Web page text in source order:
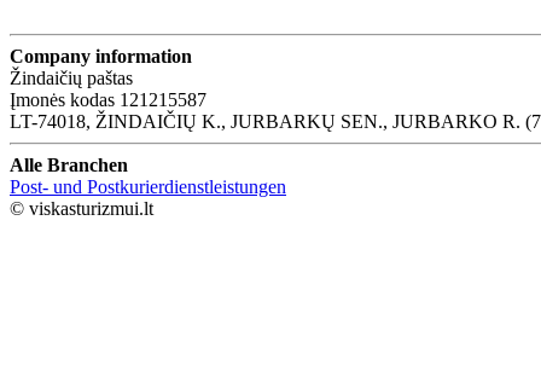
Company information
Žindaičių paštas
Įmonės kodas 121215587
LT-74018, ŽINDAIČIŲ K., JURBARKŲ SEN., JURBARKO R.
Alle Branchen
Post- und Postkurierdienstleistungen
© viskasturizmui.lt